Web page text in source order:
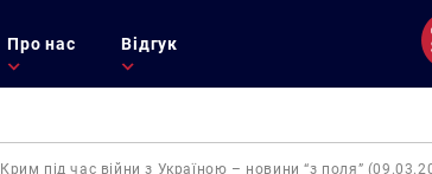
Про нас Відгук
Крим під час війни з Україною – новини “з поля”